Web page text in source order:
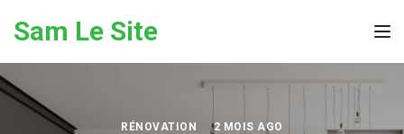
Sam Le Site
RÉNOVATION 2 MOIS AGO